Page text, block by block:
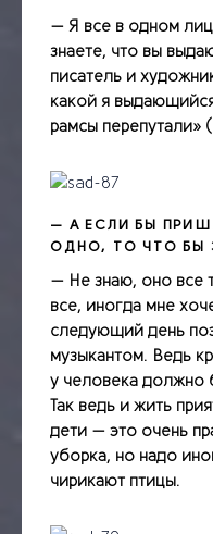
— Я все в одном
знаете, что вы
писатель и
какой я
рамсы перепутали»
— А ЕСЛИ БЫ
ОДНО, ТО ЧТО БЫ
— Не знаю, оно все
все, иногда мне
следующий день
музыкантом. Ведь
у человека должно
Так ведь и жить
дети — это очень
уборка, но надо
чирикают птицы.